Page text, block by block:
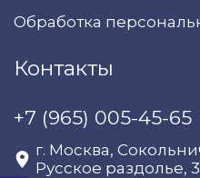
Обработка
Контакты
+7 (965) 005-45-65
г. Москва,
Русское раздолье,